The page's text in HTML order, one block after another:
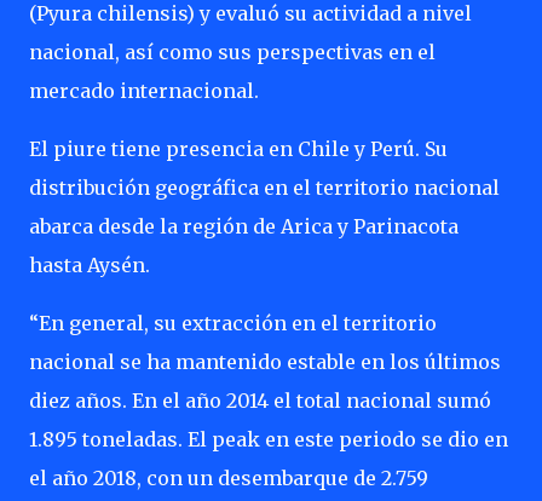
(Pyura chilensis) y evaluó su actividad a nivel
nacional, así como sus perspectivas en el
mercado internacional.
El piure tiene presencia en Chile y Perú. Su
distribución geográfica en el territorio nacional
abarca desde la región de Arica y Parinacota
hasta Aysén.
“En general, su extracción en el territorio
nacional se ha mantenido estable en los últimos
diez años. En el año 2014 el total nacional sumó
1.895 toneladas. El peak en este periodo se dio en
el año 2018, con un desembarque de 2.759